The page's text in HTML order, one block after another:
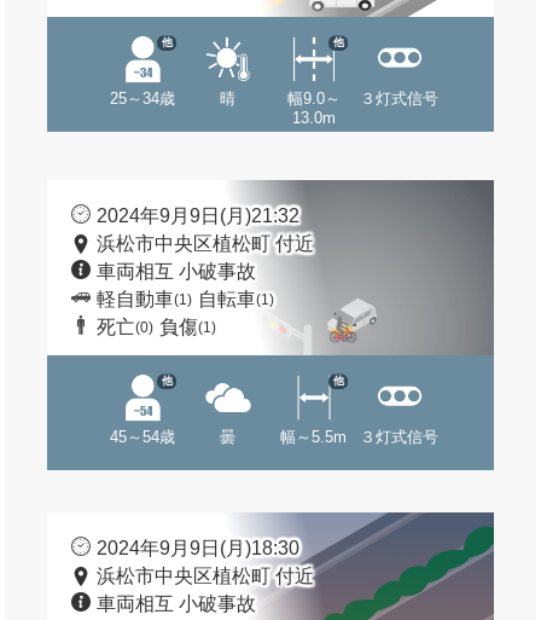
25～34歳
他
晴
幅9.0～
13.0m
他
３灯式信号
2024年9月9日(月)21:32
浜松市中央区植松町 付近
車両相互 小破事故
軽自動車(1) 自転車(1)
死亡(0) 負傷(1)
45～54歳
他
曇 幅～5.5m
他
３灯式信号
2024年9月9日(月)18:30
浜松市中央区植松町 付近
車両相互 小破事故